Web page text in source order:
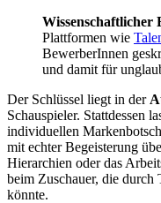
Wissenschaftlicher
Plattformen wie
BewerberInnen
und damit für
Der Schlüssel liegt in der
Schauspieler. Stattdessen
individuellen
mit echter Begeisterung
Hierarchien oder das
beim Zuschauer, die durch
könnte.